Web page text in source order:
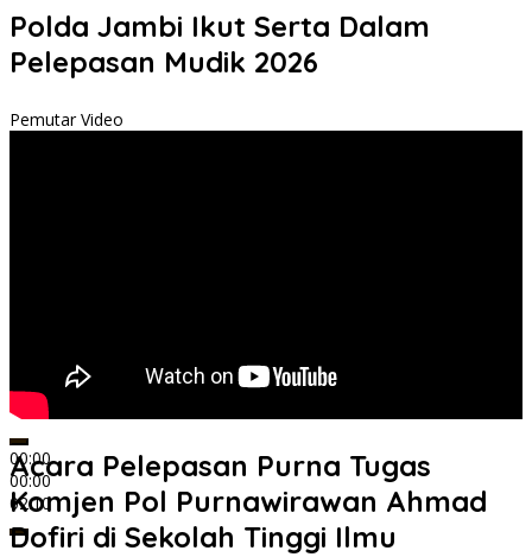
Polda Jambi Ikut Serta Dalam
Pelepasan Mudik 2026
Pemutar Video
00:00
00:00
02:10
Acara Pelepasan Purna Tugas
Komjen Pol Purnawirawan Ahmad
Dofiri di Sekolah Tinggi Ilmu